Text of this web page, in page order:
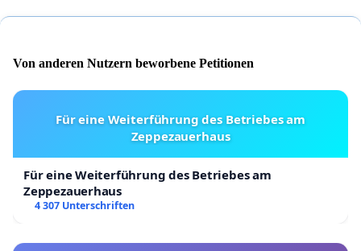
Von anderen Nutzern beworbene Petitionen
Für eine Weiterführung des Betriebes am
Zeppezauerhaus
Für eine Weiterführung des Betriebes am
Zeppezauerhaus
4 307 Unterschriften